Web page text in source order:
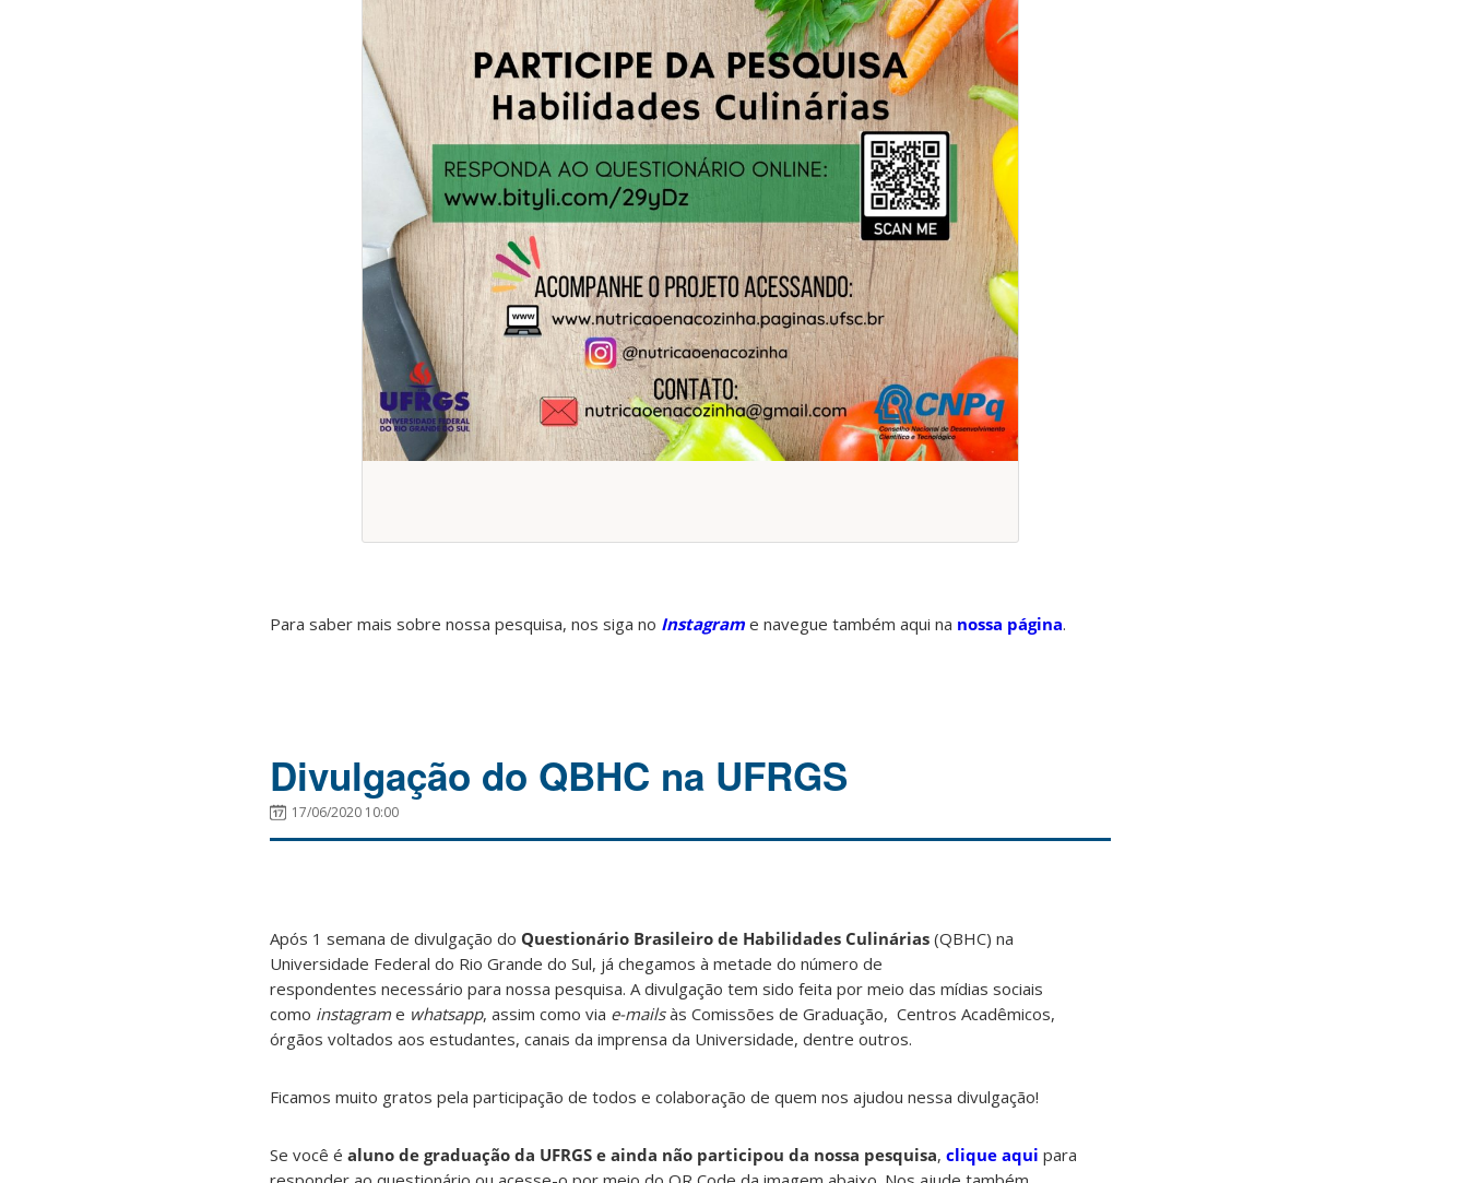
Para saber mais sobre nossa pesquisa, nos siga no Instagram e navegue também aqui na nossa página.
Divulgação do QBHC na UFRGS
17/06/2020 10:00
Após 1 semana de divulgação do Questionário Brasileiro de Habilidades Culinárias (QBHC) na
Universidade Federal do Rio Grande do Sul, já chegamos à metade do número de
respondentes necessário para nossa pesquisa. A divulgação tem sido feita por meio das mídias sociais
como instagram e whatsapp, assim como via e-mailsàs Comissões de Graduação, Centros Acadêmicos,
órgãos voltados aos estudantes, canais da imprensa da Universidade, dentre outros.
Ficamos muito gratos pela participação de todos e colaboração de quem nos ajudou nessa divulgação!
Se você é aluno de graduação da UFRGS e ainda não participou da nossa pesquisa, clique aqui para